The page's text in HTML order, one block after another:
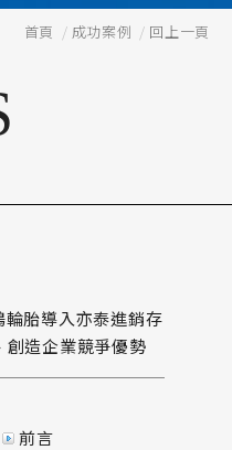
首頁 / 成功案例 / 回上一頁
胎導入亦泰進銷存
造企業競爭優勢
前言